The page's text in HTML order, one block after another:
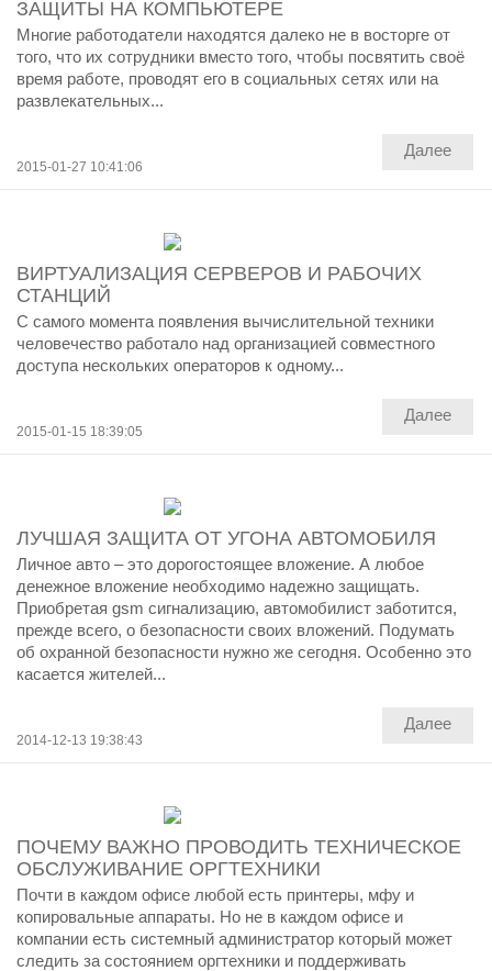
ЗАЩИТЫ НА КОМПЬЮТЕРЕ
Многие работодатели находятся далеко не в восторге от
того, что их сотрудники вместо того, чтобы посвятить своё
время работе, проводят его в социальных сетях или на
развлекательных...
2015-01-27 10:41:06
Далее
ВИРТУАЛИЗАЦИЯ СЕРВЕРОВ И РАБОЧИХ
СТАНЦИЙ
С самого момента появления вычислительной техники
человечество работало над организацией совместного
доступа нескольких операторов к одному...
2015-01-15 18:39:05
Далее
ЛУЧШАЯ ЗАЩИТА ОТ УГОНА АВТОМОБИЛЯ
Личное авто – это дорогостоящее вложение. А любое
денежное вложение необходимо надежно защищать.
Приобретая gsm сигнализацию, автомобилист заботится,
прежде всего, о безопасности своих вложений. Подумать
об охранной безопасности нужно же сегодня. Особенно это
касается жителей...
2014-12-13 19:38:43
Далее
ПОЧЕМУ ВАЖНО ПРОВОДИТЬ ТЕХНИЧЕСКОЕ
ОБСЛУЖИВАНИЕ ОРГТЕХНИКИ
Почти в каждом офисе любой есть принтеры, мфу и
копировальные аппараты. Но не в каждом офисе и
компании есть системный администратор который может
следить за состоянием оргтехники и поддерживать